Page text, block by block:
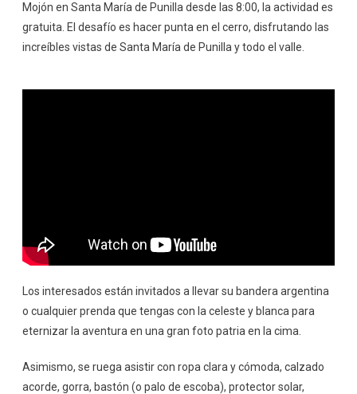
Mojón en Santa María de Punilla desde las 8:00, la actividad es
gratuita. El desafío es hacer punta en el cerro, disfrutando las
increíbles vistas de Santa María de Punilla y todo el valle.
Los interesados están invitados a llevar su bandera argentina
o cualquier prenda que tengas con la celeste y blanca para
eternizar la aventura en una gran foto patria en la cima.
Asimismo, se ruega asistir con ropa clara y cómoda, calzado
acorde, gorra, bastón (o palo de escoba), protector solar,